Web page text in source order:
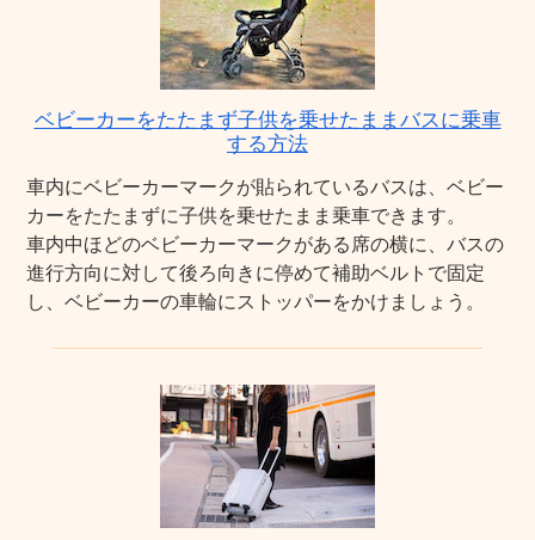
ベビーカーをたたまず子供を乗せたままバスに乗車
する方法
車内にベビーカーマークが貼られているバスは、ベビー
カーをたたまずに子供を乗せたまま乗車できます。
車内中ほどのベビーカーマークがある席の横に、バスの
進行方向に対して後ろ向きに停めて補助ベルトで固定
し、ベビーカーの車輪にストッパーをかけましょう。